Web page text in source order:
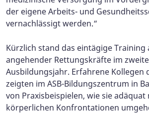
der eigene Arbeits- und
vernachlässigt werden.“
Kürzlich stand das eintägige Training
angehender Rettungskräfte im
Ausbildungsjahr. Erfahrene Kollegen
zeigten im ASB-Bildungszentrum in
von Praxisbeispielen, wie sie
körperlichen Konfrontationen